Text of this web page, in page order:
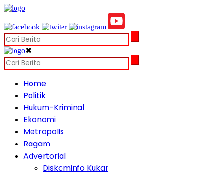
✖
Home
Politik
Hukum-Kriminal
Ekonomi
Metropolis
Ragam
Advertorial
Diskominfo Kukar